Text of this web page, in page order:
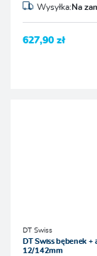
Wysyłka:Na
627,90 zł
DT Swiss
DT Swiss bębenek +
12/142mm